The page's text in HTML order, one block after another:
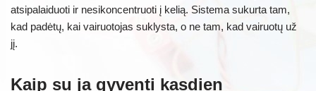
atsipalaiduoti ir nesikoncentruoti į kelią. Sistema sukurta tam,
kad padėtų, kai vairuotojas suklysta, o ne tam, kad vairuotų už
jį.
Kaip su ja gyventi kasdien